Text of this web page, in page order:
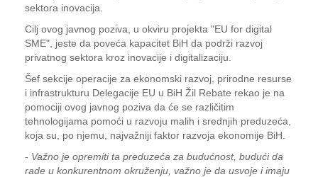
sektora inovacija.
Cilj ovog javnog poziva, u okviru projekta "EU for digital
SME", jeste da poveća kapacitet BiH da podrži razvoj
privatnog sektora kroz inovacije i digitalizaciju.
Šef sekcije operacije za ekonomski razvoj, prirodne resurse
i infrastrukturu Delegacije EU u BiH Žil Rebate rekao je na
pomociji ovog javnog poziva da će se različitim
tehnologijama pomoći u razvoju malih i srednjih preduzeća,
koja su, po njemu, najvažniji faktor razvoja ekonomije BiH.
- Važno je opremiti ta preduzeća za budućnost, budući da
rade u konkurentnom okruženju, važno je da usvoje i imaju